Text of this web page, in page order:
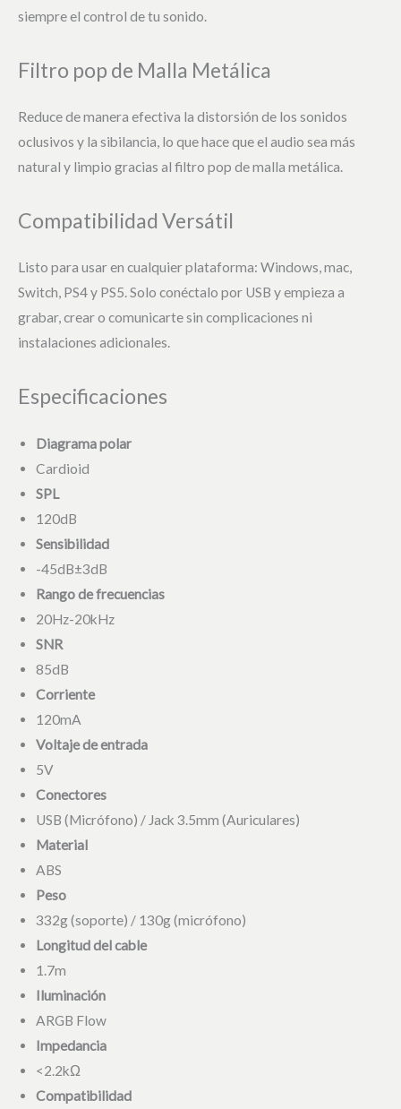
siempre el control de tu sonido.
Filtro pop de Malla Metálica
Reduce de manera efectiva la distorsión de los sonidos
oclusivos y la sibilancia, lo que hace que el audio sea más
natural y limpio gracias al filtro pop de malla metálica.
Compatibilidad Versátil
Listo para usar en cualquier plataforma: Windows, mac,
Switch, PS4 y PS5. Solo conéctalo por USB y empieza a
grabar, crear o comunicarte sin complicaciones ni
instalaciones adicionales.
Especificaciones
Diagrama polar
Cardioid
SPL
120dB
Sensibilidad
-45dB±3dB
Rango de frecuencias
20Hz-20kHz
SNR
85dB
Corriente
120mA
Voltaje de entrada
5V
Conectores
USB (Micrófono) / Jack 3.5mm (Auriculares)
Material
ABS
Peso
332g (soporte) / 130g (micrófono)
Longitud del cable
1.7m
Iluminación
ARGB Flow
Impedancia
<2.2kΩ
Compatibilidad